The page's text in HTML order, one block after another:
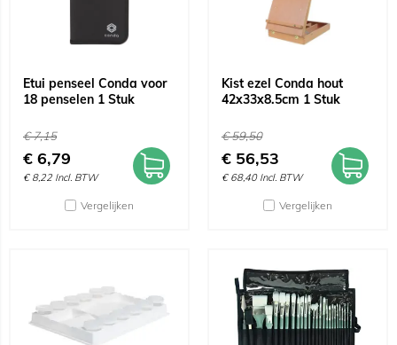
Etui penseel Conda voor
18 penselen 1 Stuk
€7,15
€ 6,79
€ 8,22 Incl. BTW
Vergelijken
Kist ezel Conda hout
42x33x8.5cm 1 Stuk
€59,50
€ 56,53
€ 68,40 Incl. BTW
Vergelijken